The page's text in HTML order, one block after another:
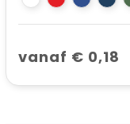
vanaf € 0,18